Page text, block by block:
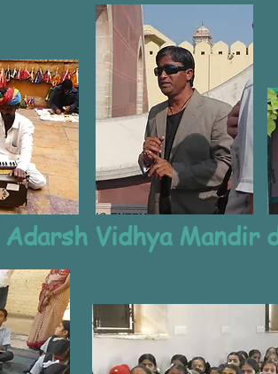
Vidhya Mandir